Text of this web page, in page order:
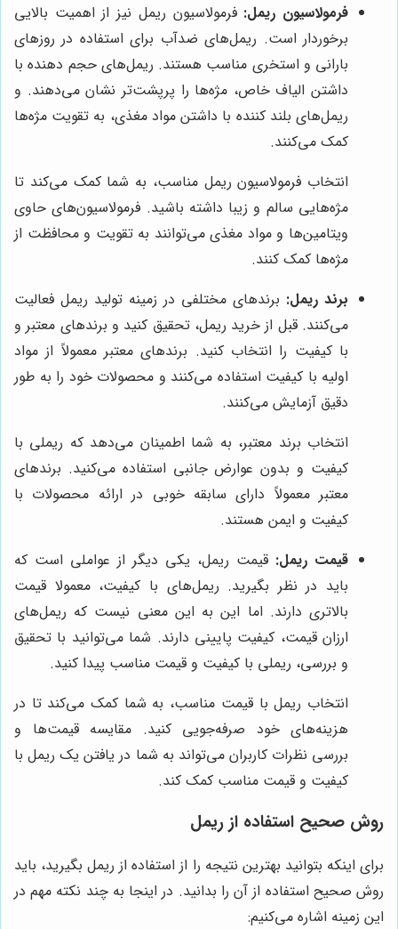
فرمولاسیون ریمل: فرمولاسیون ریمل نیز از اهمیت بالایی
برخوردار است. ریمل‌های ضدآب برای استفاده در روزهای
بارانی و استخری مناسب هستند. ریمل‌های حجم دهنده با
داشتن الیاف خاص، مژه‌ها را پرپشت‌تر نشان می‌دهند. و
ریمل‌های بلند کننده با داشتن مواد مغذی، به تقویت مژه‌ها
کمک می‌کنند.
انتخاب فرمولاسیون ریمل مناسب، به شما کمک می‌کند تا
مژه‌هایی سالم و زیبا داشته باشید. فرمولاسیون‌های حاوی
ویتامین‌ها و مواد مغذی می‌توانند به تقویت و محافظت از
مژه‌ها کمک کنند.
برند ریمل: برندهای مختلفی در زمینه تولید ریمل فعالیت
می‌کنند. قبل از خرید ریمل، تحقیق کنید و برندهای معتبر و
با کیفیت را انتخاب کنید. برندهای معتبر معمولاً از مواد
اولیه با کیفیت استفاده می‌کنند و محصولات خود را به طور
دقیق آزمایش می‌کنند.
انتخاب برند معتبر، به شما اطمینان می‌دهد که ریملی با
کیفیت و بدون عوارض جانبی استفاده می‌کنید. برندهای
معتبر معمولاً دارای سابقه خوبی در ارائه محصولات با
کیفیت و ایمن هستند.
قیمت ریمل: قیمت ریمل، یکی دیگر از عواملی است که
باید در نظر بگیرید. ریمل‌های با کیفیت، معمولا قیمت
بالاتری دارند. اما این به این معنی نیست که ریمل‌های
ارزان قیمت، کیفیت پایینی دارند. شما می‌توانید با تحقیق
و بررسی، ریملی با کیفیت و قیمت مناسب پیدا کنید.
انتخاب ریمل با قیمت مناسب، به شما کمک می‌کند تا در
هزینه‌های خود صرفه‌جویی کنید. مقایسه قیمت‌ها و
بررسی نظرات کاربران می‌تواند به شما در یافتن یک ریمل با
کیفیت و قیمت مناسب کمک کند.
روش صحیح استفاده از ریمل
برای اینکه بتوانید بهترین نتیجه را از استفاده از ریمل بگیرید، باید
روش صحیح استفاده از آن را بدانید. در اینجا به چند نکته مهم در
این زمینه اشاره می‌کنیم: